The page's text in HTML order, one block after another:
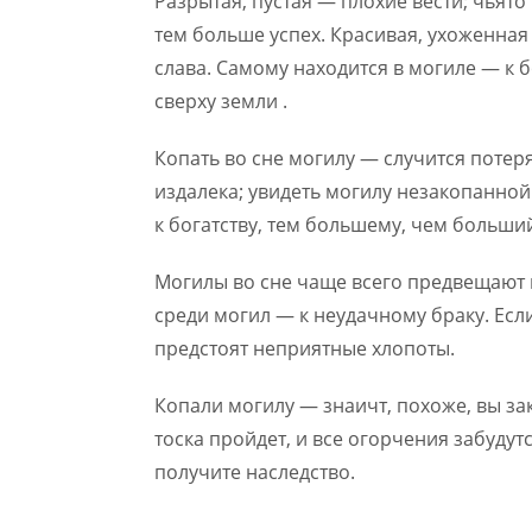
тем больше успех. Красивая,
слава. Самому находится в могиле — к
сверху земли .
Копать во сне могилу — случится
издалека; увидеть могилу
к богатству, тем большему, чем
Могилы во сне чаще всего предвещают
среди могил — к неудачному браку.
предстоят неприятные хлопоты.
Копали могилу — знаичт, похоже, вы
тоска пройдет, и все огорчения
получите наследство.